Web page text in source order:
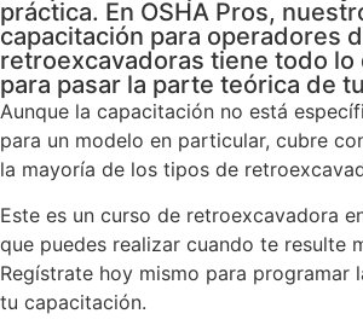
práctica. En OSHA Pros,
capacitación para operadores
retroexcavadoras tiene todo lo
para pasar la parte teórica de
Aunque la capacitación no está
para un modelo en particular, cubre
la mayoría de los tipos de
Este es un curso de retroexcavadora
que puedes realizar cuando te resulte
Regístrate hoy mismo para programar
tu capacitación.